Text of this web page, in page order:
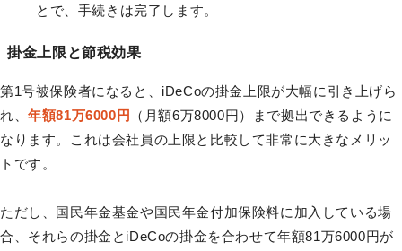
とで、手続きは完了します。
掛金上限と節税効果
第1号被保険者になると、iDeCoの掛金上限が大幅に引き上げら
れ、年額81万6000円
（月額6万8000円）まで拠出できるように
なります。これは会社員の上限と比較して非常に大きなメリッ
トです。
ただし、国民年金基金や国民年金付加保険料に加入している場
合、それらの掛金とiDeCoの掛金を合わせて年額81万6000円が